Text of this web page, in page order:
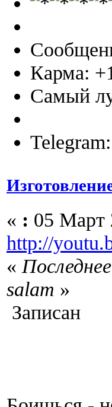
Карма:
Самый
« : 05 Март
http://
«
salam »
Записан